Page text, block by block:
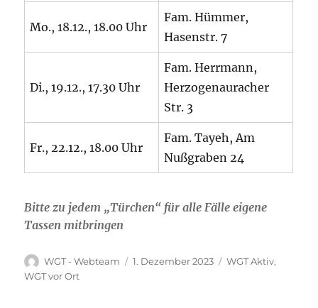
Mo., 18.12., 18.00 Uhr
Fam. Hümmer,
Hasenstr. 7
Di., 19.12., 17.30 Uhr
Fam. Herrmann,
Herzogenauracher
Str. 3
Fr., 22.12., 18.00 Uhr
Fam. Tayeh, Am
Nußgraben 24
Bitte zu jedem „Türchen“ für alle Fälle eigene
Tassen mitbringen
Autor
WGT - Webteam
Veröffentlicht
1. Dezember 2023 Kategorien
WGT Aktiv,
WGT vor Ort